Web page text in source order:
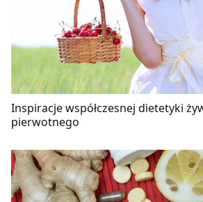
Inspiracje współczesnej dietetyki
pierwotnego